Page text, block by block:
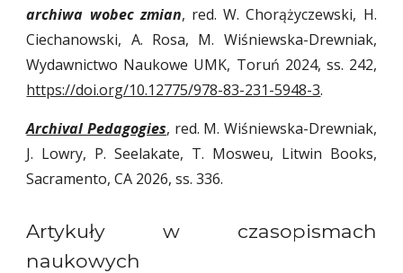
archiwa wobec zmian, red. W. Chorążyczewski, H.
Ciechanowski, A. Rosa, M. Wiśniewska-Drewniak,
Wydawnictwo Naukowe UMK, Toruń 2024, ss. 242,
https://doi.org/10.12775/978-83-231-5948-3.
Archival Pedagogies, red. M. Wiśniewska-Drewniak,
J. Lowry, P. Seelakate, T. Mosweu, Litwin Books,
Sacramento, CA 2026, ss. 336.
Artykuły w czasopismach
naukowych